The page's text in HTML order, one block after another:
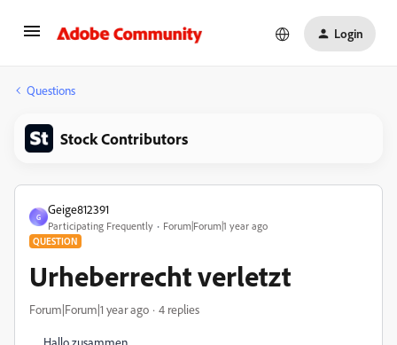
Login
Questions
Stock Contributors
G
Geige812391
Participating Frequently Forum|Forum|1 year ago
QUESTION
Urheberrecht verletzt
Forum|Forum|1 year ago 4 replies
Hallo zusammen,